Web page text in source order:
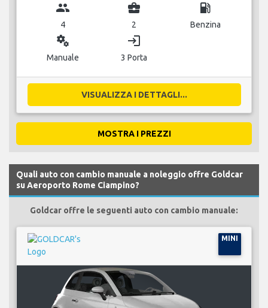
group
4
business_center
2
local_gas_station
Benzina
miscellaneous_services
Manuale
login
3 Porta
VISUALIZZA I DETTAGLI...
MOSTRA I PREZZI
Quali auto con cambio manuale a noleggio offre Goldcar
su Aeroporto Rome Ciampino?
Goldcar offre le seguenti auto con cambio manuale:
MINI